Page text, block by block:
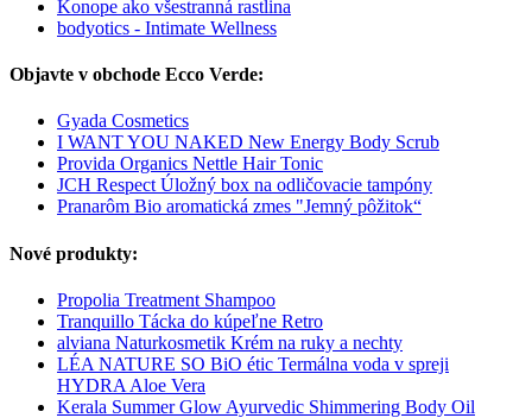
Konope ako všestranná rastlina
bodyotics - Intimate Wellness
Objavte v obchode Ecco Verde:
Gyada Cosmetics
I WANT YOU NAKED New Energy Body Scrub
Provida Organics Nettle Hair Tonic
JCH Respect Úložný box na odličovacie tampóny
Pranarôm Bio aromatická zmes "Jemný pôžitok“
Nové produkty:
Propolia Treatment Shampoo
Tranquillo Tácka do kúpeľne Retro
alviana Naturkosmetik Krém na ruky a nechty
LÉA NATURE SO BiO étic Termálna voda v spreji
HYDRA Aloe Vera
Kerala Summer Glow Ayurvedic Shimmering Body Oil